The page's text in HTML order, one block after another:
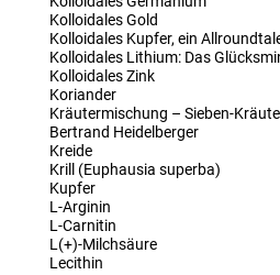
Kolloidales Gold
Kolloidales Kupfer, ein
Kolloidales Lithium: Das
Kolloidales Zink
Koriander
Kräutermischung – Sieben-
Bertrand Heidelberger
Kreide
Krill (Euphausia superba)
Kupfer
L-Arginin
L-Carnitin
L(+)-Milchsäure
Lecithin